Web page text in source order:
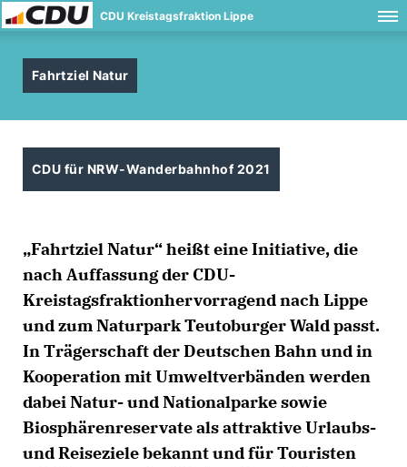
CDU Kreistagsfraktion Lippe
Fahrtziel Natur
CDU für NRW-Wanderbahnhof 2021
Fahrtziel Natur“ heißt eine Initiative, die
nach Auffassung der CDU-
Kreistagsfraktionhervorragend nach Lippe
und zum Naturpark Teutoburger Wald passt.
In Trägerschaft der Deutschen Bahn und in
Kooperation mit Umweltverbänden werden
dabei Natur- und Nationalparke sowie
Biosphärenreservate als attraktive Urlaubs-
und Reiseziele bekannt und für Touristen